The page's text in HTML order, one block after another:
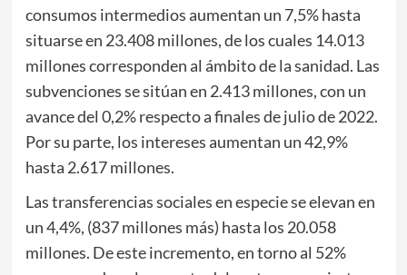
consumos intermedios aumentan un 7,5% hasta
situarse en 23.408 millones, de los cuales 14.013
millones corresponden al ámbito de la sanidad. Las
subvenciones se sitúan en 2.413 millones, con un
avance del 0,2% respecto a finales de julio de 2022.
Por su parte, los intereses aumentan un 42,9%
hasta 2.617 millones.
Las transferencias sociales en especie se elevan en
un 4,4%, (837 millones más) hasta los 20.058
millones. De este incremento, en torno al 52%